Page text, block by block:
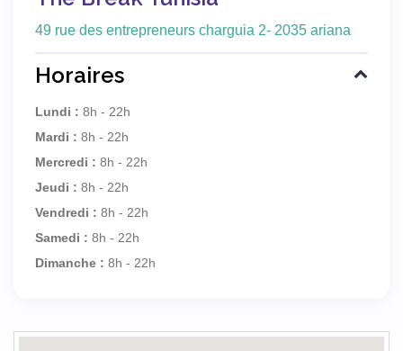
49 rue des entrepreneurs charguia 2- 2035 ariana
Horaires
Lundi : 8h - 22h
Mardi : 8h - 22h
Mercredi : 8h - 22h
Jeudi : 8h - 22h
Vendredi : 8h - 22h
Samedi : 8h - 22h
Dimanche : 8h - 22h